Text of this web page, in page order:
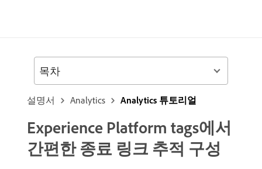
설명서 Analytics Analytics 튜토리얼
Experience Platform tags에서
간편한 종료 링크 추적 구성
목차